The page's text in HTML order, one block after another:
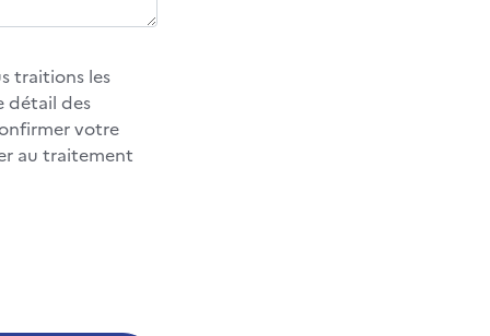
traitions les
détail des
votre
au traitement